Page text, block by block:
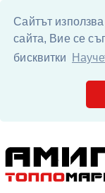
Сайтът
сайта, Вие се
бисквитки